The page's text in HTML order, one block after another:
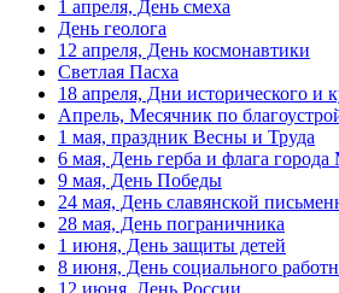
день
27 марта, День театра
1 апреля, День смеха
Апрель, Месячник по благоустройству
День геолога (первое воскресенье
апреля)
Светлая Пасха
12 апреля, День космонавтики
18 апреля, Дни исторического и
1 апреля, День смеха
День геолога
12 апреля, День космонавтики
Светлая Пасха
18 апреля, Дни исторического и
Апрель, Месячник по
1 мая, праздник Весны и Труда
6 мая, День герба и флага
9 мая, День Победы
24 мая, День славянской
28 мая, День пограничника
1 июня, День защиты детей
8 июня, День социального